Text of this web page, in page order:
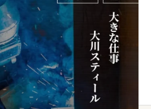
様の採用サイトを制作しました。
ありながらクールなイメージもあ
ジュール、入社後の予定など、求
羅することができます。
を聴けるインタビュー動画も見るこ